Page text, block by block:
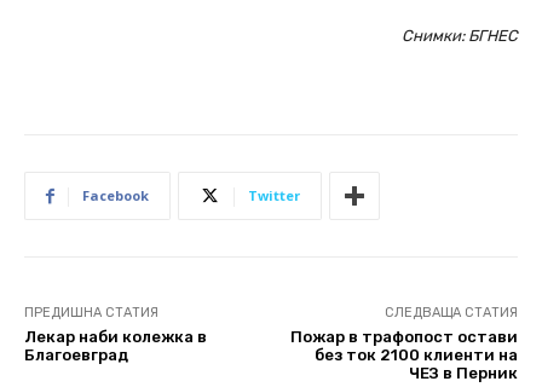
Снимки: БГНЕС
Facebook Twitter
ПРЕДИШНА СТАТИЯ
Лекар наби колежка в
Благоевград
СЛЕДВАЩА СТАТИЯ
Пожар в трафопост остави
без ток 2100 клиенти на
ЧЕЗ в Перник